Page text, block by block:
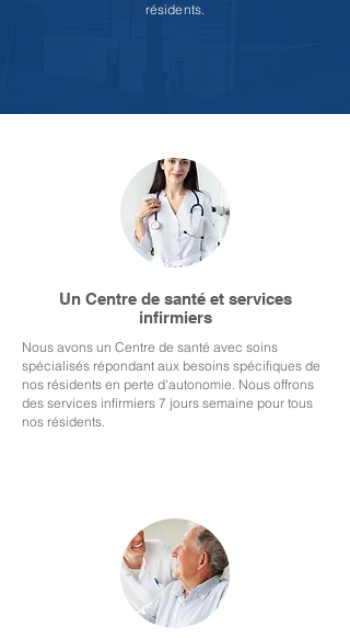
résidents.
Un Centre de santé et services
infirmiers
Nous avons un Centre de santé avec soins
spécialisés répondant aux besoins spécifiques de
nos résidents en perte d'autonomie. Nous offrons
des services infirmiers 7 jours semaine pour tous
nos résidents.